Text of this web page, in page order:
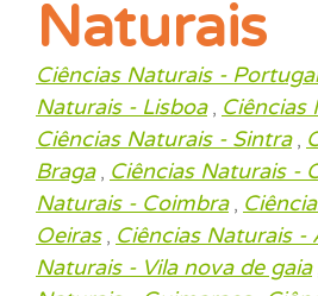
Naturais
Ciências Naturais - Portugal
Naturais - Lisboa, Ciências
Ciências Naturais - Sintra,
Braga, Ciências Naturais -
Naturais - Coimbra,
Oeiras, Ciências Naturais -
Naturais - Vila nova de gaia